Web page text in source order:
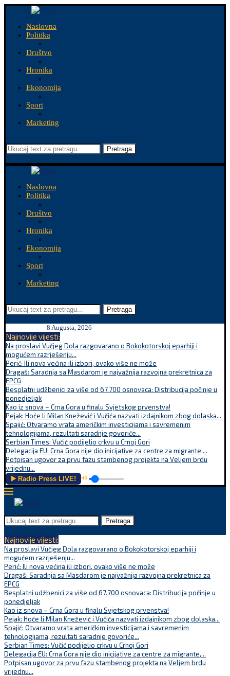
Naslovna
Politika
Društvo
Hronika
Ekonomija
Sport
Marketing
Pretraga
Naslovna
Politika
Društvo
Hronika
Ekonomija
Sport
Marketing
Pretraga
8 Augusta, 2026
Najnovije vijesti:
Na proslavi Vučjeg Dola razgovarano o Bokokotorskoj eparhiji i
mogućem razrješenju...
Perić: Ili nova većina ili izbori, ovako više ne može
Dragaš: Saradnja sa Masdarom je najvažnija razvojna prekretnica za
EPCG
Besplatni udžbenici za više od 67.700 osnovaca: Distribucija počinje u
ponedjeljak
Kao iz snova – Crna Gora u finalu Svjetskog prvenstva!
Pejak: Hoće li Milan Knežević i Vučića nazvati izdajnikom zbog dolaska...
Spajić: Otvaramo vrata američkim investicijama i savremenim
tehnologijama, rezultati saradnje govoriće...
Serbian Times: Vučić podijelio crkvu u Crnoj Gori
Delegacija EU: Crna Gora nije dio inicijative za centre za migrante,...
Potpisan ugovor za prvu fazu stambenog projekta na Veljem brdu
vrijednu...
▶️ Radio Press LIVE! 🔊
Pretraga
Najnovije vijesti:
Na proslavi Vučjeg Dola razgovarano o Bokokotorskoj eparhiji i
mogućem razrješenju...
Perić: Ili nova većina ili izbori, ovako više ne može
Dragaš: Saradnja sa Masdarom je najvažnija razvojna prekretnica za
EPCG
Besplatni udžbenici za više od 67.700 osnovaca: Distribucija počinje u
ponedjeljak
Kao iz snova – Crna Gora u finalu Svjetskog prvenstva!
Pejak: Hoće li Milan Knežević i Vučića nazvati izdajnikom zbog dolaska...
Spajić: Otvaramo vrata američkim investicijama i savremenim
tehnologijama, rezultati saradnje govoriće...
Serbian Times: Vučić podijelio crkvu u Crnoj Gori
Delegacija EU: Crna Gora nije dio inicijative za centre za migrante,...
Potpisan ugovor za prvu fazu stambenog projekta na Veljem brdu
vrijednu...